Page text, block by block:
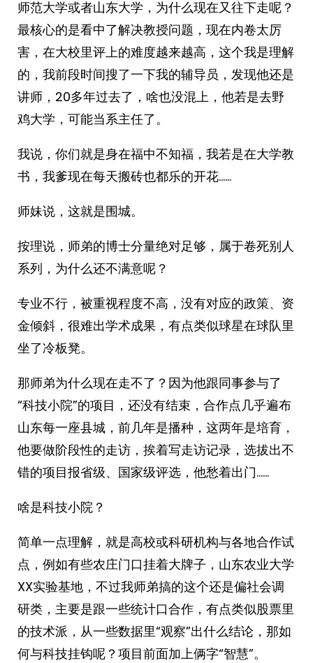
师范大学或者山东大学，为什么现在又往下走呢？
最核心的是看中了解决教授问题，现在内卷太厉
害，在大校里评上的难度越来越高，这个我是理解
的，我前段时间搜了一下我的辅导员，发现他还是
讲师，20多年过去了，啥也没混上，他若是去野
鸡大学，可能当系主任了。
我说，你们就是身在福中不知福，我若是在大学教
书，我爹现在每天搬砖也都乐的开花……
师妹说，这就是围城。
按理说，师弟的博士分量绝对足够，属于卷死别人
系列，为什么还不满意呢？
专业不行，被重视程度不高，没有对应的政策、资
金倾斜，很难出学术成果，有点类似球星在球队里
坐了冷板凳。
那师弟为什么现在走不了？因为他跟同事参与了
“科技小院”的项目，还没有结束，合作点几乎遍布
山东每一座县城，前几年是播种，这两年是培育，
他要做阶段性的走访，挨着写走访记录，选拔出不
错的项目报省级、国家级评选，他愁着出门……
啥是科技小院？
简单一点理解，就是高校或科研机构与各地合作试
点，例如有些农庄门口挂着大牌子，山东农业大学
XX实验基地，不过我师弟搞的这个还是偏社会调
研类，主要是跟一些统计口合作，有点类似股票里
的技术派，从一些数据里“观察”出什么结论，那如
何与科技挂钩呢？项目前面加上俩字“智慧”。